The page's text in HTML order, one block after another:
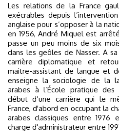
Les relations de la France
exécrables depuis
anglaise pour s’opposer à la
en 1956, André Miquel est
passe un peu moins de six
dans les geôles de Nasser. A
carrière diplomatique et
maitre-assistant de langue et
enseigne la sociologie de la
arabes à l’École pratique des
début d’une carrière qui le
France, d'abord en occupant la
arabes classiques entre
charge d'administrateur entre